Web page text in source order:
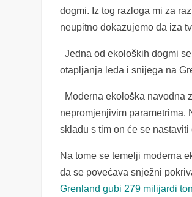
dogmi. Iz tog razloga mi za
neupitno dokazujemo da iza
Jedna od ekoloških dogmi
otapljanja leda i snijega na
Moderna ekološka navodna
nepromjenjivim parametrima.
skladu s tim on će se
Na tome se temelji moderna
da se povećava snježni
Grenland gubi 279 milijardi